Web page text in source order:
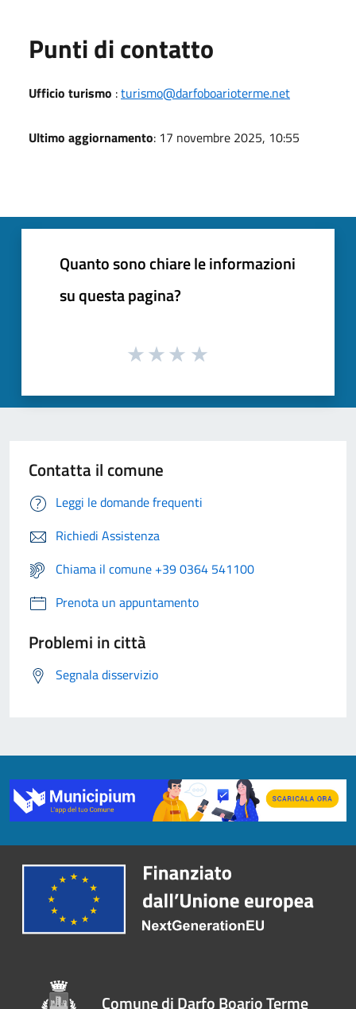
Punti di contatto
Ufficio turismo :turismo@darfoboarioterme.net
Ultimo aggiornamento: 17 novembre 2025, 10:55
Quanto sono chiare le informazioni
su questa pagina?
Contatta il comune
Leggi le domande frequenti
Richiedi Assistenza
Chiama il comune +39 0364 541100
Prenota un appuntamento
Problemi in città
Segnala disservizio
Comune di Darfo Boario Terme